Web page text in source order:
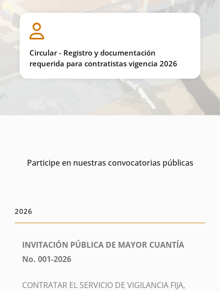
Circular - Registro y documentación
requerida para contratistas vigencia 2026
Participe en nuestras convocatorias públicas
2026
INVITACIÓN PÚBLICA DE MAYOR CUANTÍA
No. 001-2026
CONTRATAR EL SERVICIO DE VIGILANCIA FIJA,